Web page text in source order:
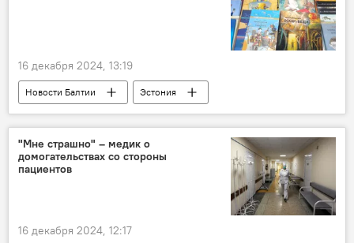
16 декабря 2024, 13:19
Новости Балтии
Эстония
переводчики
"Мне страшно" – медик о
домогательствах со стороны
пациентов
16 декабря 2024, 12:17